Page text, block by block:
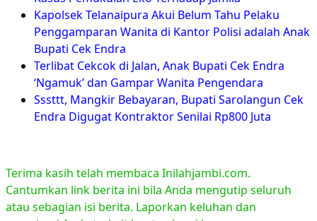
Kapolsek Telanaipura Akui Belum Tahu Pelaku
Penggamparan Wanita di Kantor Polisi adalah Anak
Bupati Cek Endra
Terlibat Cekcok di Jalan, Anak Bupati Cek Endra
‘Ngamuk’ dan Gampar Wanita Pengendara
Sssttt, Mangkir Bebayaran, Bupati Sarolangun Cek
Endra Digugat Kontraktor Senilai Rp800 Juta
Terima kasih telah membaca Inilahjambi.com.
Cantumkan link berita ini bila Anda mengutip seluruh
atau sebagian isi berita. Laporkan keluhan dan